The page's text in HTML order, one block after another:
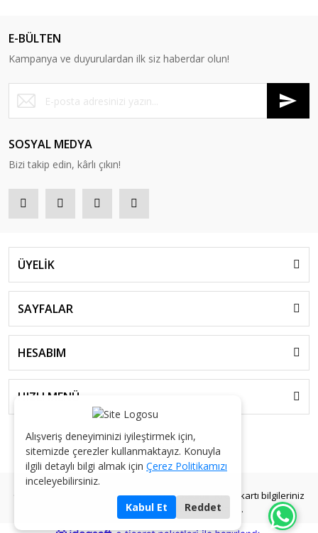
E-BÜLTEN
Kampanya ve duyurulardan ilk siz haberdar olun!
SOSYAL MEDYA
Bizi takip edin, kârlı çıkın!
ÜYELİK
SAYFALAR
HESABIM
HIZLI MENÜ
Alışveriş deneyiminizi iyileştirmek için,
sitemizde çerezler kullanmaktayız. Konuyla
ilgili detaylı bilgi almak için Çerez Politikamızı
inceleyebilirsiniz.
Kabul Et
Reddet
© 2026 AKGÜL KOLONYA - Tüm Hakları Saklıdır. Kredi kartı bilgileriniz
256bit SSL sertifikası ile korunmaktadır.